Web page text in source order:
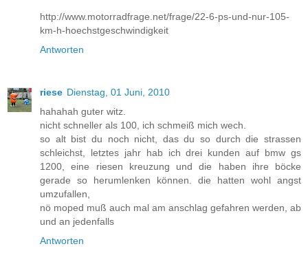
http://www.motorradfrage.net/frage/22-6-ps-und-nur-105-
km-h-hoechstgeschwindigkeit
Antworten
riese Dienstag, 01 Juni, 2010
hahahah guter witz.
nicht schneller als 100, ich schmeiß mich wech.
so alt bist du noch nicht, das du so durch die strassen
schleichst, letztes jahr hab ich drei kunden auf bmw gs
1200, eine riesen kreuzung und die haben ihre böcke
gerade so herumlenken können. die hatten wohl angst
umzufallen,
nö moped muß auch mal am anschlag gefahren werden, ab
und an jedenfalls
Antworten